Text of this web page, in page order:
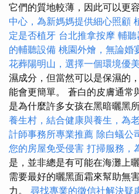
它們的質地較薄，因此可以更
中心，為新媽媽提供細心照顧
定是否植牙 台北推拿按摩 輔聽
的輔聽設備 桃園外燴，無論婚
花葬陽明山，選擇一個環境優
濕成分，但當然可以是保濕的
能會更簡單。 蒼白的皮膚通常
是為什麼許多女孩在黑暗曬黑
養生村，結合健康與養生，為
計師事務所專業推薦 除白蟻公
您的房屋免受侵害 打掃服務，
是，並非總是有可能在海灘上
需要最好的曬黑面霜來幫助無
力。 尋找專業的徵信社解決疑